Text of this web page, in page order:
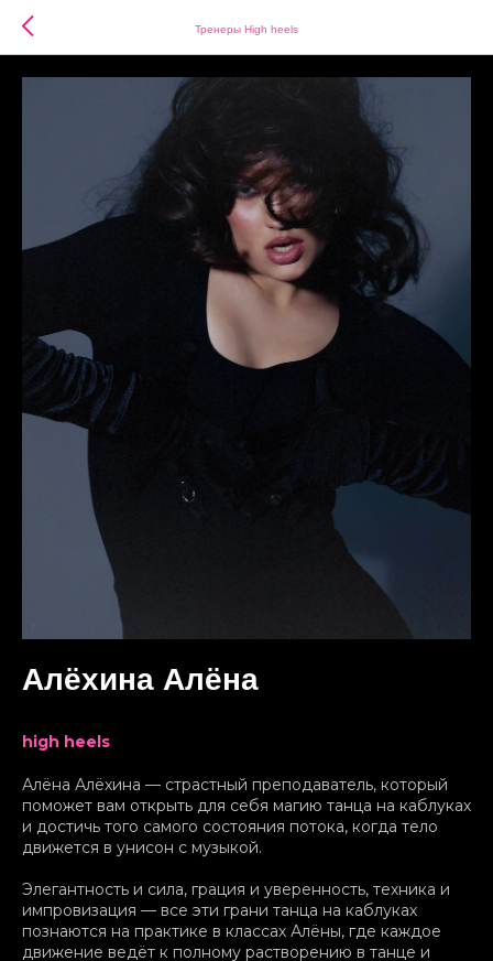
Тренеры High heels
Алёхина Алёна
high heels
Алёна Алёхина — страстный преподаватель, который
поможет вам открыть для себя магию танца на каблуках
и достичь того самого состояния потока, когда тело
движется в унисон с музыкой.
Элегантность и сила, грация и уверенность, техника и
импровизация — все эти грани танца на каблуках
познаются на практике в классах Алёны, где каждое
движение ведёт к полному растворению в танце и